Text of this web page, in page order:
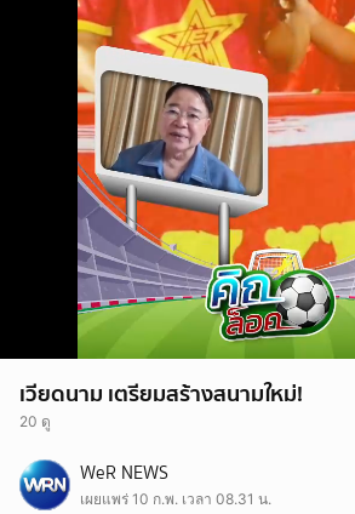
เวียดนาม เตรียมสร้างสนามใหม่!
20 ดู
WeR NEWS
เผยแพร่ 10 ก.พ. เวลา 08.31 น.